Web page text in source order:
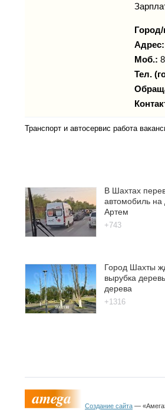
Город/
Адрес:
Моб.:
Тел.
Транспорт и автосервис работа
В Шахтах
автомобиль
Артем
+743
Город Шахты
вырубка
дерева
+1316
Создание сайта —